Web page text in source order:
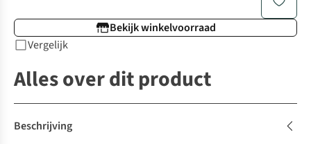
Bekijk winkelvoorraad
Vergelijk
Alles over dit product
Beschrijving